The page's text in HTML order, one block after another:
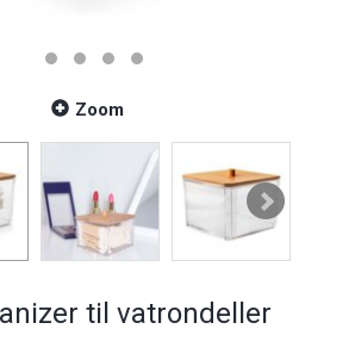
Zoom
til vatrondeller